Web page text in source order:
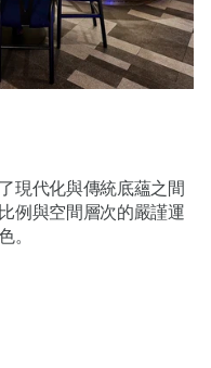
現代化與傳統底蘊之間
例與空間層次的嚴謹運
。